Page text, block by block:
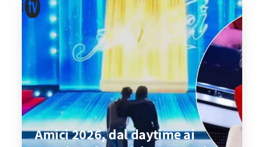
Amici 2026, dal daytime ai